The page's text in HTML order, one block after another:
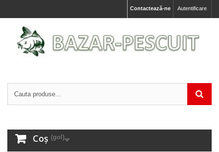
Autentificare
Contactează-ne
Coș (gol)